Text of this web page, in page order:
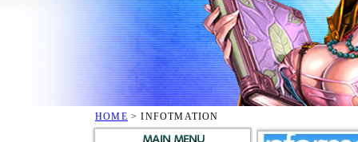
HOME > INFOTMATION